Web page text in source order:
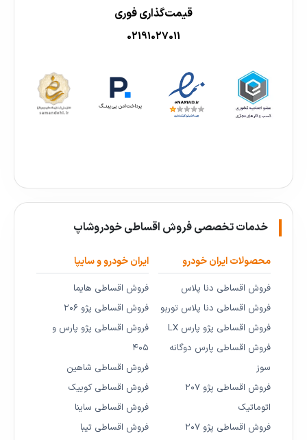
قیمت‌گذاری فوری
02191027011
خدمات تخصصی فروش اقساطی خودروشاپ
محصولات ایران خودرو
فروش اقساطی دنا پلاس
فروش اقساطی دنا پلاس توربو
فروش اقساطی پژو پارس LX
فروش اقساطی پارس دوگانه
سوز
فروش اقساطی پژو ۲۰۷
اتوماتیک
فروش اقساطی پژو ۲۰۷
ایران خودرو و سایپا
فروش اقساطی هایما
فروش اقساطی پژو ۲۰۶
فروش اقساطی پژو پارس و
۴۰۵
فروش اقساطی شاهین
فروش اقساطی کوییک
فروش اقساطی ساینا
فروش اقساطی تیبا